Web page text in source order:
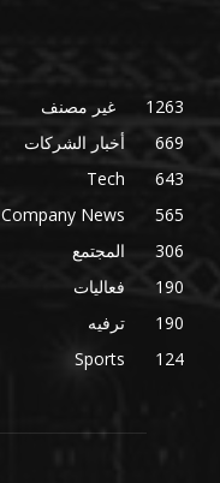
غير مصنف
1263
أخبار الشركات
669
Tech
643
Company News
565
المجتمع
306
فعاليات
190
ترفيه
190
Sports
124